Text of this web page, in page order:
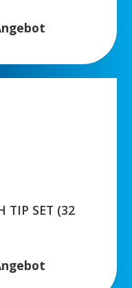
TIP SET (32